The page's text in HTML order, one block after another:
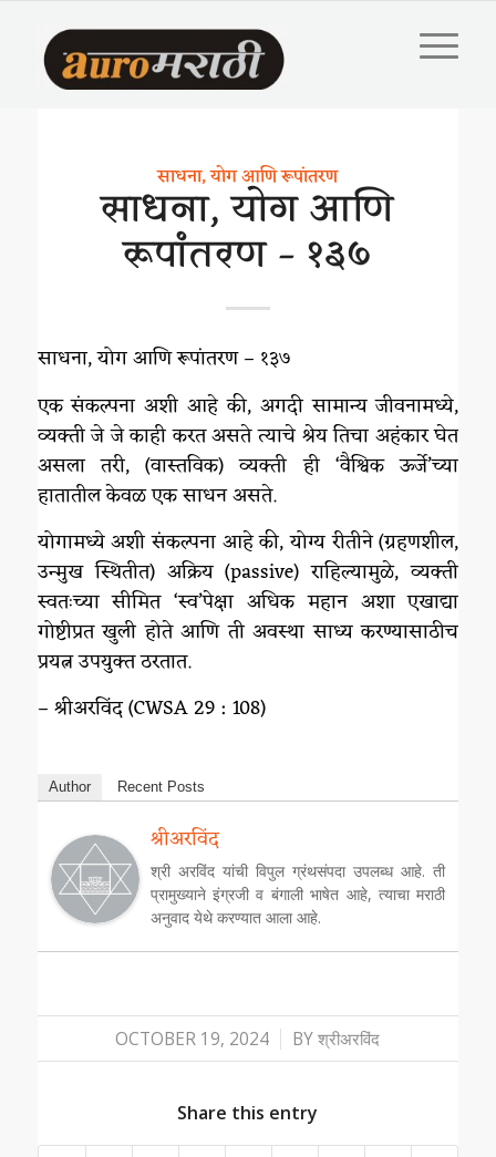
साधना, योग आणि रूपांतरण
साधना, योग आणि
रूपांतरण – १३७
साधना, योग आणि रूपांतरण – १३७
एक संकल्पना अशी आहे की, अगदी सामान्य जीवनामध्ये,
व्यक्ती जे जे काही करत असते त्याचे श्रेय तिचा अहंकार घेत
असला तरी, (वास्तविक) व्यक्ती ही ‘वैश्विक ऊर्जे’च्या
हातातील केवळ एक साधन असते.
योगामध्ये अशी संकल्पना आहे की, योग्य रीतीने (ग्रहणशील,
उन्मुख स्थितीत) अक्रिय (passive) राहिल्यामुळे, व्यक्ती
स्वतःच्या सीमित ‘स्व’पेक्षा अधिक महान अशा एखाद्या
गोष्टीप्रत खुली होते आणि ती अवस्था साध्य करण्यासाठीच
प्रयत्न उपयुक्त ठरतात.
– श्रीअरविंद (CWSA 29 : 108)
Author Recent Posts
श्रीअरविंद
श्री अरविंद यांची विपुल ग्रंथसंपदा उपलब्ध आहे. ती
प्रामुख्याने इंग्रजी व बंगाली भाषेत आहे, त्याचा मराठी
अनुवाद येथे करण्यात आला आहे.
OCTOBER 19, 2024
/ BYश्रीअरविंद
Share this entry